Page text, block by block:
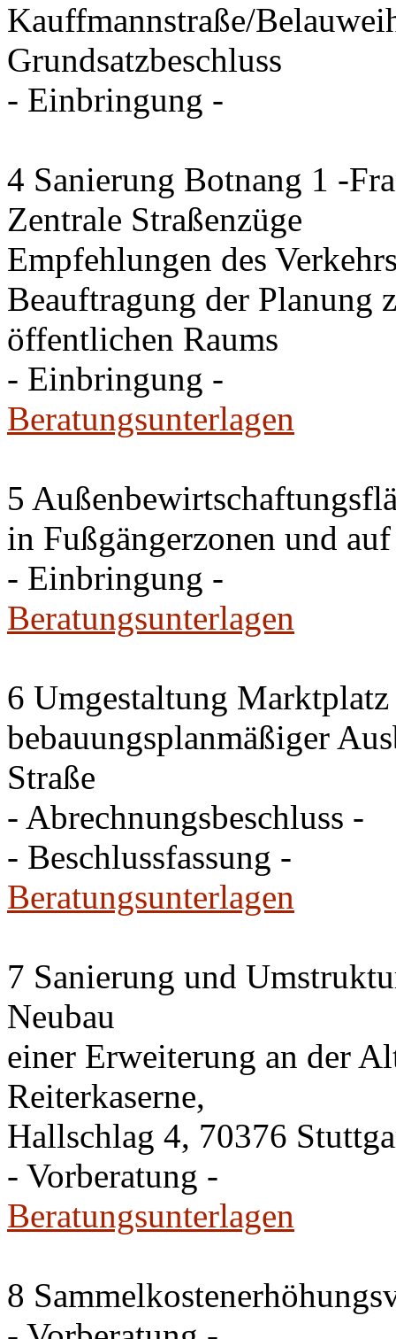
Kauffmannstraße/
Grundsatzbeschluss
- Einbringung -
4 Sanierung Botnang 1 -
Zentrale Straßenzüge
Empfehlungen des
Beauftragung der Planung
öffentlichen Raums
- Einbringung -
Beratungsunterlagen
5
in Fußgängerzonen und
- Einbringung -
Beratungsunterlagen
6 Umgestaltung
bebauungsplanmäßiger
Straße
- Abrechnungsbeschluss -
- Beschlussfassung -
Beratungsunterlagen
7 Sanierung und
Neubau
einer Erweiterung an der
Reiterkaserne,
Hallschlag 4, 70376
- Vorberatung -
Beratungsunterlagen
8